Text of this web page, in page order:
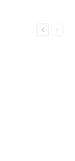
PreviousNext